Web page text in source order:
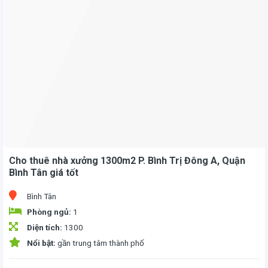
Cho thuê nhà xưởng 1300m2 P. Bình Trị Đông A, Quận
Bình Tân giá tốt
Bình Tân
Phòng ngủ: 1
Diện tích: 1300
Nổi bật: gần trung tâm thành phố